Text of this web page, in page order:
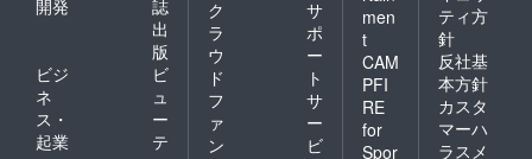
開発
誌
出
版
ビジ
ネ
ス・
起業
ビ
ュ
ー
テ
ク
ラ
ウ
ド
フ
ァ
ン
サ
ポ
ー
ト
サ
ー
ビ
men
t
CAM
PFI
RE
for
Spor
ティ方
針
反社基
本方針
カスタ
マーハ
ラスメ